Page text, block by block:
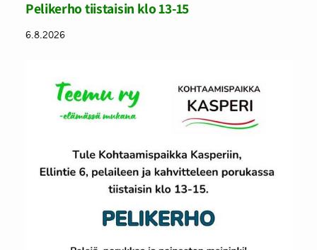
Pelikerho tiistaisin klo 13-15
6.8.2026